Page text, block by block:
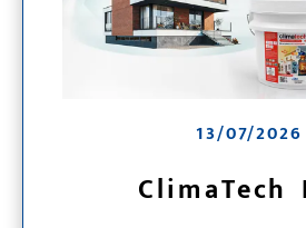
13/07/2026
ClimaTech